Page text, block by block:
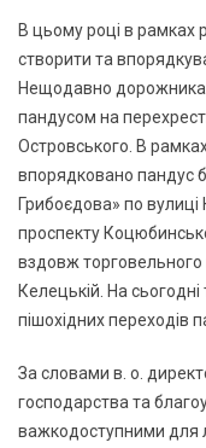
В цьому році в рамках
створити та
Нещодавно
пандусом на
Островського. В
впорядковано пандус
Грибоєдова» по вулиці
проспекту
вздовж торговельного
Келецькій. На
пішохідних переходів
За словами в. о.
господарства та
важкодоступними для